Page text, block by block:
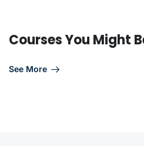
Courses You Might
See More